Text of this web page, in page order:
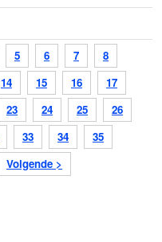
5 6 7
8
14 15 16
17
23 24 25
26
33 34
35
Volgende >